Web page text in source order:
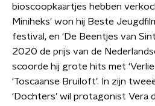
bioscoopkaartjes hebben
Miniheks' won hij Beste
festival, en ‘De Beentjes van
2020 de prijs van de
scoorde hij grote hits met
‘Toscaanse Bruiloft’. In zijn
‘Dochters’ wil protagonist Vera